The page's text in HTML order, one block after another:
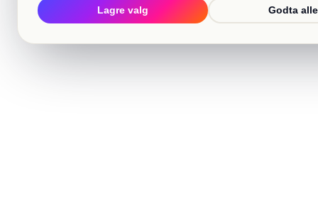
Lagre valg Godta alle